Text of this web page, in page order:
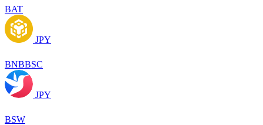
BAT
JPY
BNBBSC
JPY
BSW